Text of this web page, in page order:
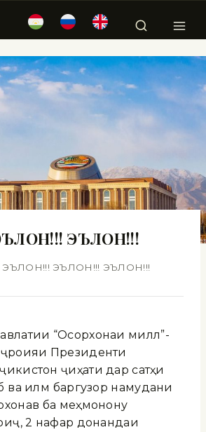
ЭЪЛОН!!!
ЭЪЛОН!!! ЭЪЛОН!!! ЭЪЛОН!!!
“Осорхонаи миллӣ”-
Президенти
ҷиҳати дар сатҳи
ва илмӣ баргузор намудани
ба меҳмонону
2 нафар донандаи